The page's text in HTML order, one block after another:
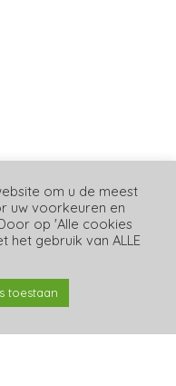
opgemerkt? Heb je
om u de meest
uw voorkeuren en
op 'Alle cookies
het gebruik van ALLE
toestaan